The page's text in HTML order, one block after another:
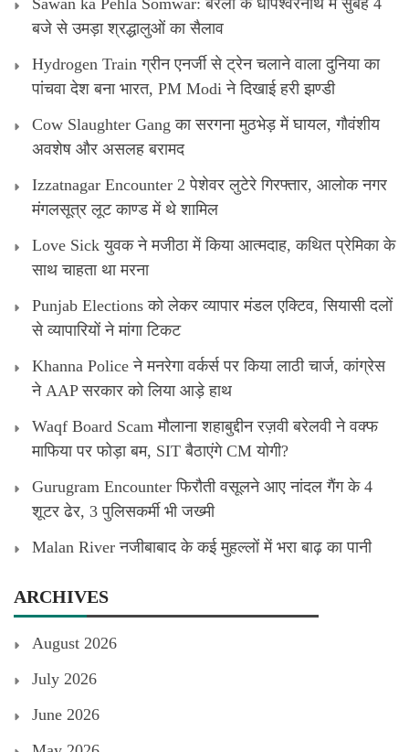
Sawan ka Pehla Somwar: बरेली के धोपेश्वरनाथ में सुबह 4
बजे से उमड़ा श्रद्धालुओं का सैलाव
Hydrogen Train ग्रीन एनर्जी से ट्रेन चलाने वाला दुनिया का
पांचवा देश बना भारत, PM Modi ने दिखाई हरी झण्डी
Cow Slaughter Gang का सरगना मुठभेड़ में घायल, गौवंशीय
अवशेष और असलह बरामद
Izzatnagar Encounter 2 पेशेवर लुटेरे गिरफ्तार, आलोक नगर
मंगलसूत्र लूट काण्‍ड में थे शामिल
Love Sick युवक ने मजीठा में किया आत्मदाह, कथित प्रेमिका के
साथ चाहता था मरना
Punjab Elections को लेकर व्यापार मंडल एक्टिव, सियासी दलों
से व्यापारियों ने मांगा टिकट
Khanna Police ने मनरेगा वर्कर्स पर किया लाठी चार्ज, कांग्रेस
ने AAP सरकार को लिया आड़े हाथ
Waqf Board Scam मौलाना शहाबुद्दीन रज़वी बरेलवी ने वक्फ
माफिया पर फोड़ा बम, SIT बैठाएंगे CM योगी?
Gurugram Encounter फिरौती वसूलने आए नांदल गैंग के 4
शूटर ढेर, 3 पुलिसकर्मी भी जख्मी
Malan River नजीबाबाद के कई मुहल्लों में भरा बाढ़ का पानी
ARCHIVES
August 2026
July 2026
June 2026